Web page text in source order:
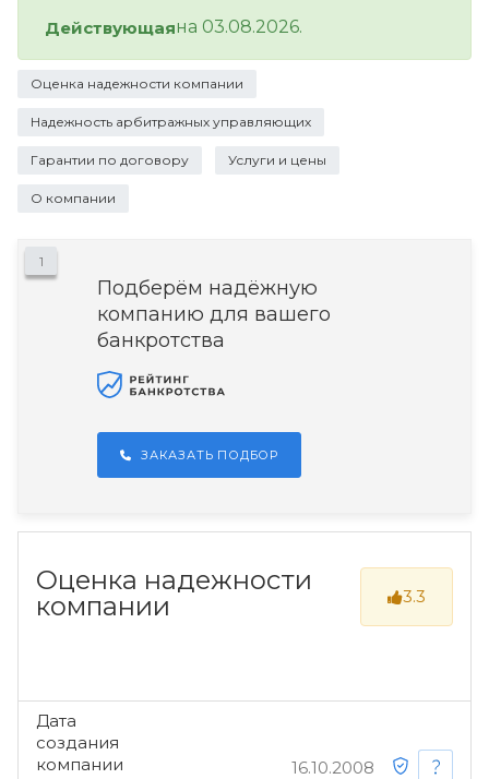
Действующаяна 03.08.2026.
Оценка надежности компании
Надежность арбитражных управляющих
Гарантии по договору Услуги и цены
О компании
1
Подберём надёжную
компанию для вашего
банкротства
ЗАКАЗАТЬ ПОДБОР
Оценка надежности
компании
3.3
Дата
создания
компании
16.10.2008